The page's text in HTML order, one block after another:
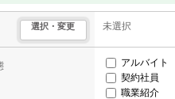
選択・変更 未選択
アルバイト
契約社員
職業紹介